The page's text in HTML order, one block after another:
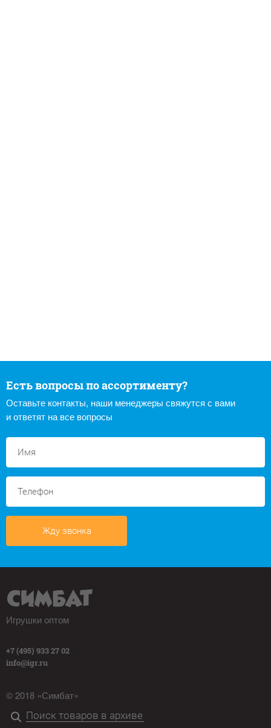
Есть вопросы по ассортименту?
Оставьте контакты, наши менеджеры свяжутся с вами
и ответят на все вопросы
Жду звонка
Игрушки оптом
+7 (495) 933 27 02
info@igr.ru
© 2018 «Симбат»